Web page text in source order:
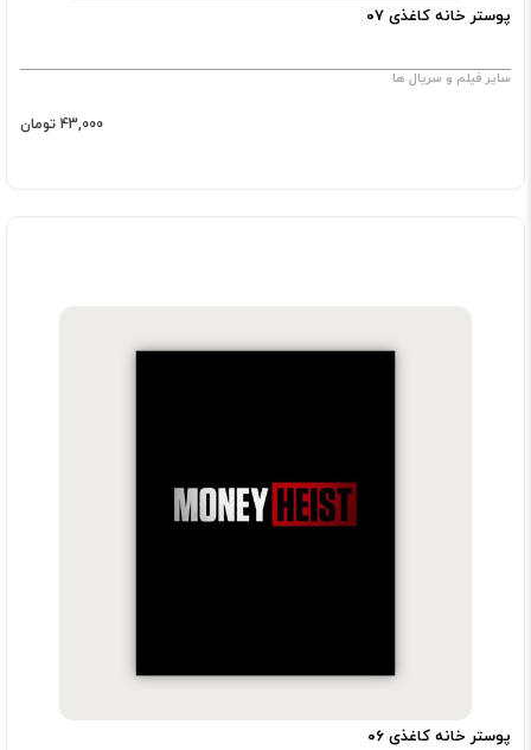
پوستر خانه کاغذی ۰۷
سایر فیلم و سریال ها
43,000 تومان
پوستر خانه کاغذی ۰۶